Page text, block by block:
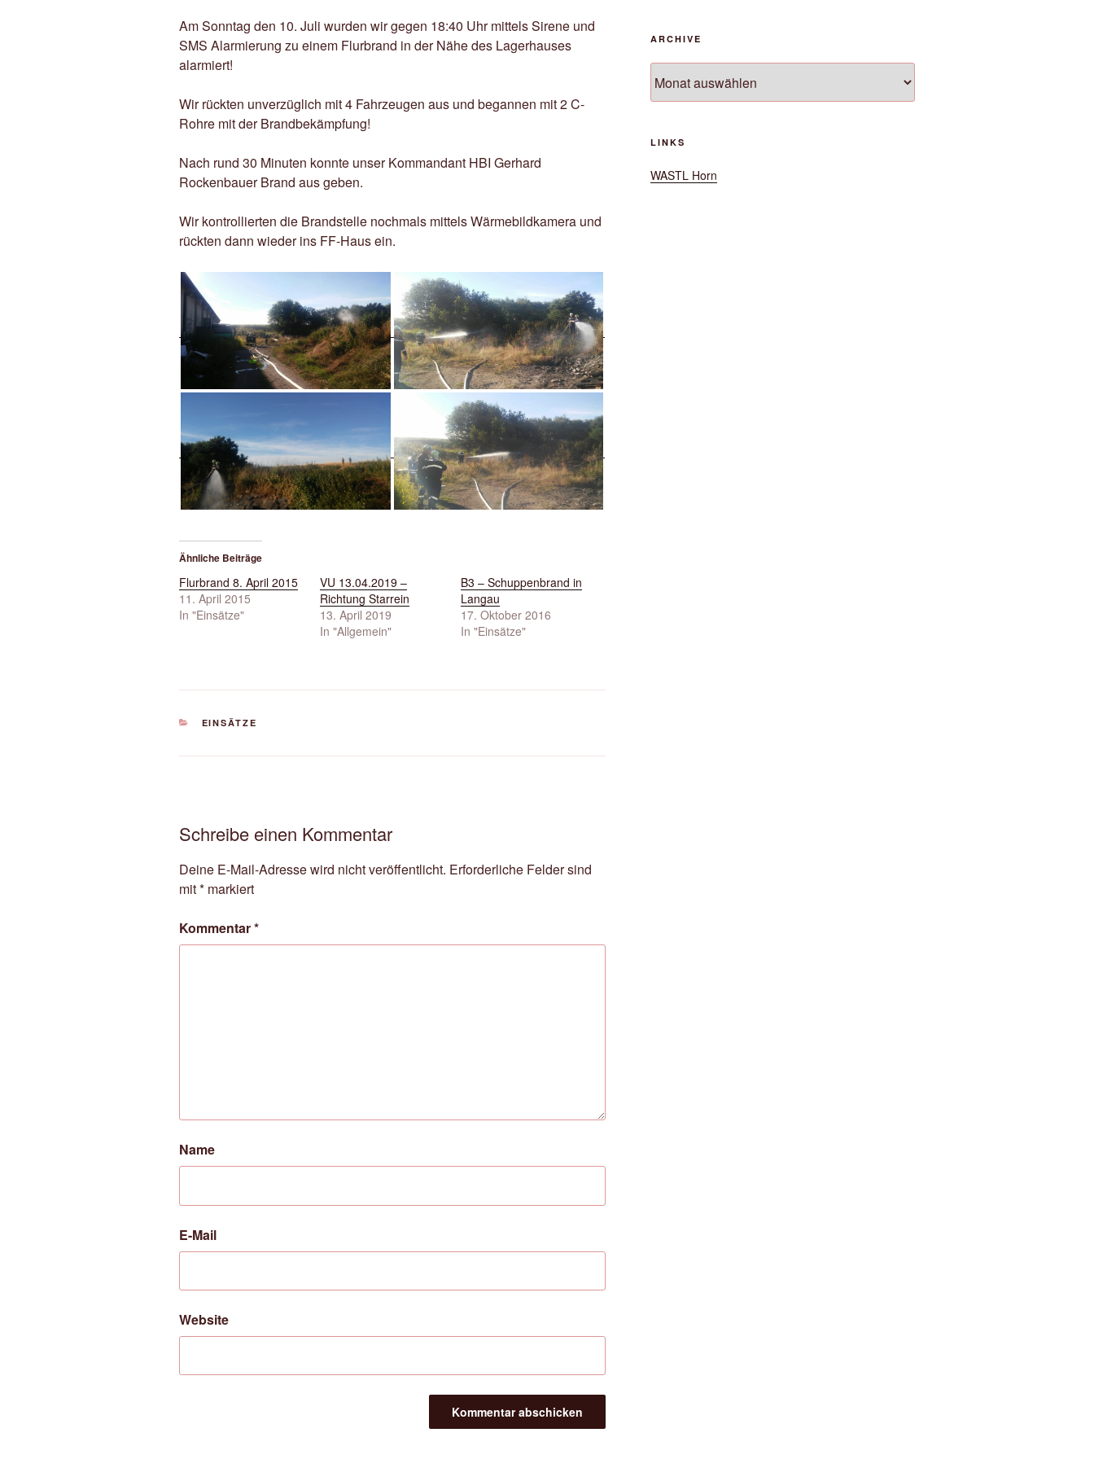
Am Sonntag den 10. Juli wurden wir gegen 18:40 Uhr mittels Sirene und
SMS Alarmierung zu einem Flurbrand in der Nähe des Lagerhauses
alarmiert!
Wir rückten unverzüglich mit 4 Fahrzeugen aus und begannen mit 2 C-
Rohre mit der Brandbekämpfung!
Nach rund 30 Minuten konnte unser Kommandant HBI Gerhard
Rockenbauer Brand aus geben.
Wir kontrollierten die Brandstelle nochmals mittels Wärmebildkamera und
rückten dann wieder ins FF-Haus ein.
Ähnliche Beiträge
Flurbrand 8. April 2015
11. April 2015
In "Einsätze"
VU 13.04.2019 –
Richtung Starrein
13. April 2019
In "Allgemein"
B3 – Schuppenbrand in
Langau
17. Oktober 2016
In "Einsätze"
KATEGORIEN
EINSÄTZE
Schreibe einen Kommentar
Deine E-Mail-Adresse wird nicht veröffentlicht. Erforderliche Felder sind
mit* markiert
Kommentar*
Name
E-Mail
Website
ARCHIVE
LINKS
WASTL Horn